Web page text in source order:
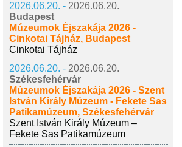
2026.06.20. - 2026.06.20.
Budapest
Múzeumok Éjszakája 2026 -
Cinkotai Tájház, Budapest
Cinkotai Tájház
2026.06.20. - 2026.06.20.
Székesfehérvár
Múzeumok Éjszakája 2026 - Szent
István Király Múzeum - Fekete Sas
Patikamúzeum, Székesfehérvár
Szent István Király Múzeum –
Fekete Sas Patikamúzeum